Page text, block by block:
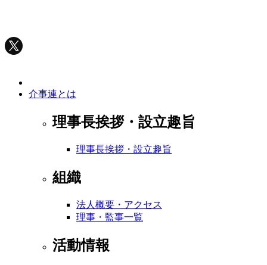
介事連とは
理事長挨拶・設立趣旨
理事長挨拶・設立趣旨
組織
法人概要・アクセス
理事・監事一覧
活動情報